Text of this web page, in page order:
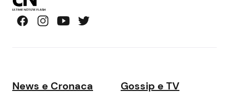
News e Cronaca Gossip e TV